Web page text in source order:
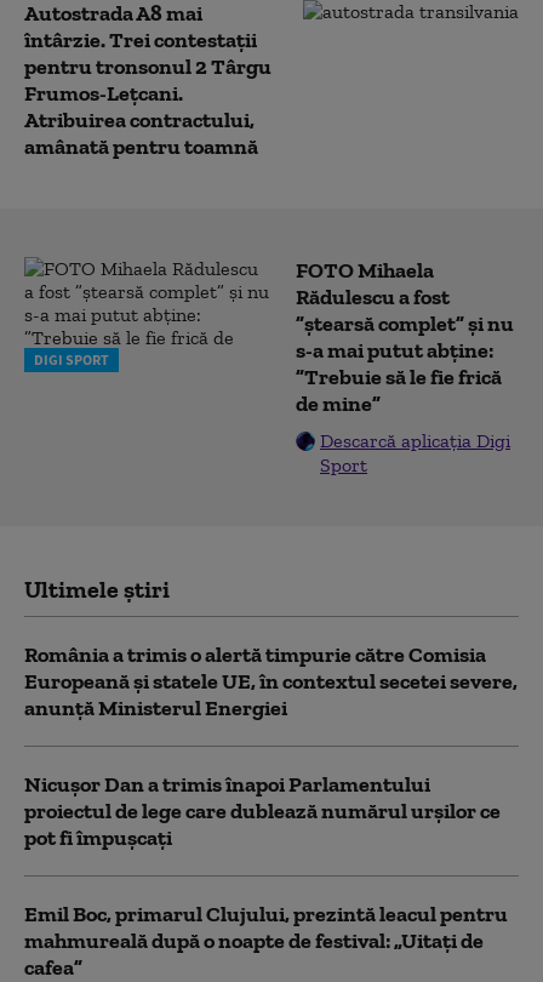
Autostrada A8 mai
întârzie. Trei contestații
pentru tronsonul 2 Târgu
Frumos-Leţcani.
Atribuirea contractului,
amânată pentru toamnă
DIGI SPORT
FOTO Mihaela
Rădulescu a fost
”ștearsă complet” și nu
s-a mai putut abține:
”Trebuie să le fie frică
de mine”
Descarcă aplicația Digi
Sport
Ultimele știri
România a trimis o alertă timpurie către Comisia
Europeană și statele UE, în contextul secetei severe,
anunță Ministerul Energiei
Nicușor Dan a trimis înapoi Parlamentului
proiectul de lege care dublează numărul urșilor ce
pot fi împușcați
Emil Boc, primarul Clujului, prezintă leacul pentru
mahmureală după o noapte de festival: „Uitați de
cafea”